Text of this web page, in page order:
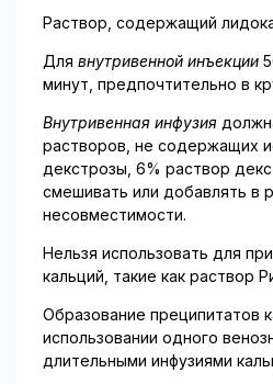
Раствор, содержащий
Для внутривенной инъекции
минут, предпочтительно в
Внутривенная инфузия
растворов, не содержащих
декстрозы, 6% раствор
смешивать или добавлять в
несовместимости.
Нельзя использовать для
кальций, такие как раствор
Образование преципитатов
использовании одного
длительными инфузиями